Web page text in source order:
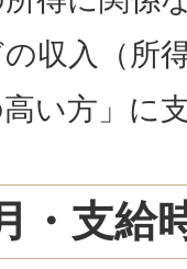
収入（所
高い方」に
・支給